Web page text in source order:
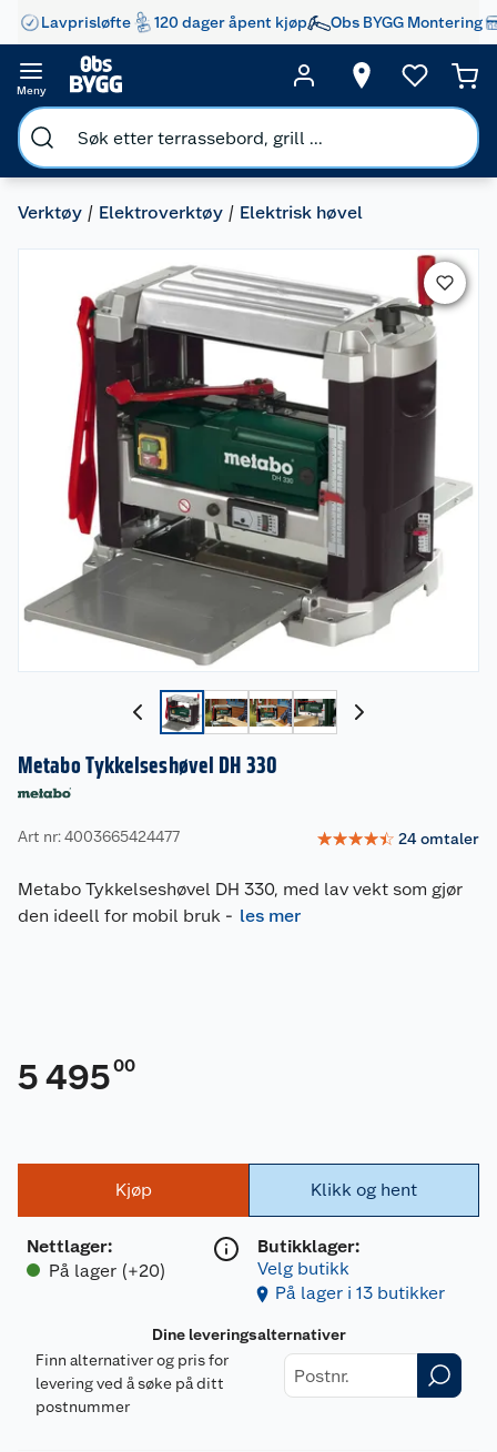
Lavprisløfte 120 dager åpent kjøp Obs BYGG Montering
Meny
Verktøy Elektroverktøy Elektrisk høvel
Metabo Tykkelseshøvel DH 330
Art nr: 4003665424477 ☆☆☆☆☆ 24omtaler
Metabo Tykkelseshøvel DH 330, med lav vekt som gjør
den ideell for mobil bruk - les mer
5 49500
Kjøp
Nettlager:
På lager (+20)
Klikk og hent
Butikklager:
Velg butikk
På lager i 13 butikker
Dine leveringsalternativer
Finn alternativer og pris for
levering ved å søke på ditt
postnummer